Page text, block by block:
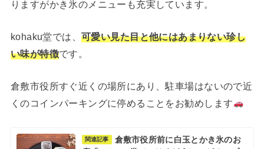
りますがかき氷のメニューも充実しています。
kohaku堂では、可愛い見た目と他にはあまりない珍し
い味が特徴です。
倉敷市役所すぐ近くの場所にあり、駐車場はないので近
くのコインパーキングに停めることをお勧めします
関連記事
倉敷市役所前に白玉とかき氷のお